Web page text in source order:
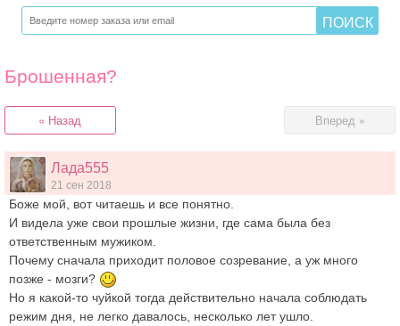
Брошенная?
« Назад Вперед »
Лада555
21 сен 2018
Боже мой, вот читаешь и все понятно.
И видела уже свои прошлые жизни, где сама была без
ответственным мужиком.
Почему сначала приходит половое созревание, а уж много
позже - мозги?
Но я какой-то чуйкой тогда действительно начала соблюдать
режим дня, не легко давалось, несколько лет ушло.